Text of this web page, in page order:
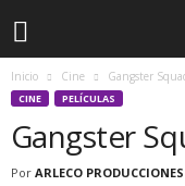
Inicio Cine Gangster
CINE PELÍCULAS
Gangster
Por ARLECO PRODUCCIONES